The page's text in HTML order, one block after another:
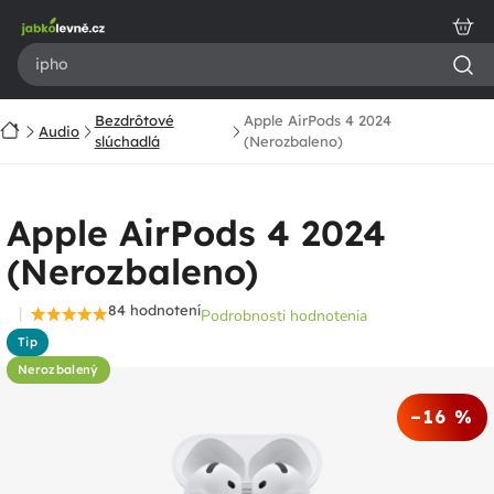
obsah
DomovAudio
Bezdrôtové
slúchadlá
Apple AirPods 4 2024
(Nerozbaleno)
Apple AirPods 4 2024
(Nerozbaleno)
Tip
Nerozbalený
Priemerné
hodnotenie
produktu
84 hodnoteníPodrobnosti hodnotenia
–16 %